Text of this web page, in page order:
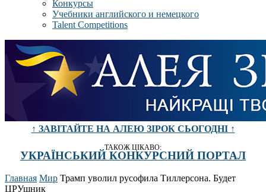
Конкурсы
Учебники английского и немецкого
Talent Competitions
↑ ЗАВІТАЙТЕ НА АЛЕЮ ЗІРОК СЬОГОДНІ ↑
ТАКОЖ ЦІКАВО:
УКРАЇНСЬКИЙ КОНКУРСНИЙ ПОРТАЛ
Главная Мир Трамп уволил русофила Тиллерсона. Будет
ЦРУшник